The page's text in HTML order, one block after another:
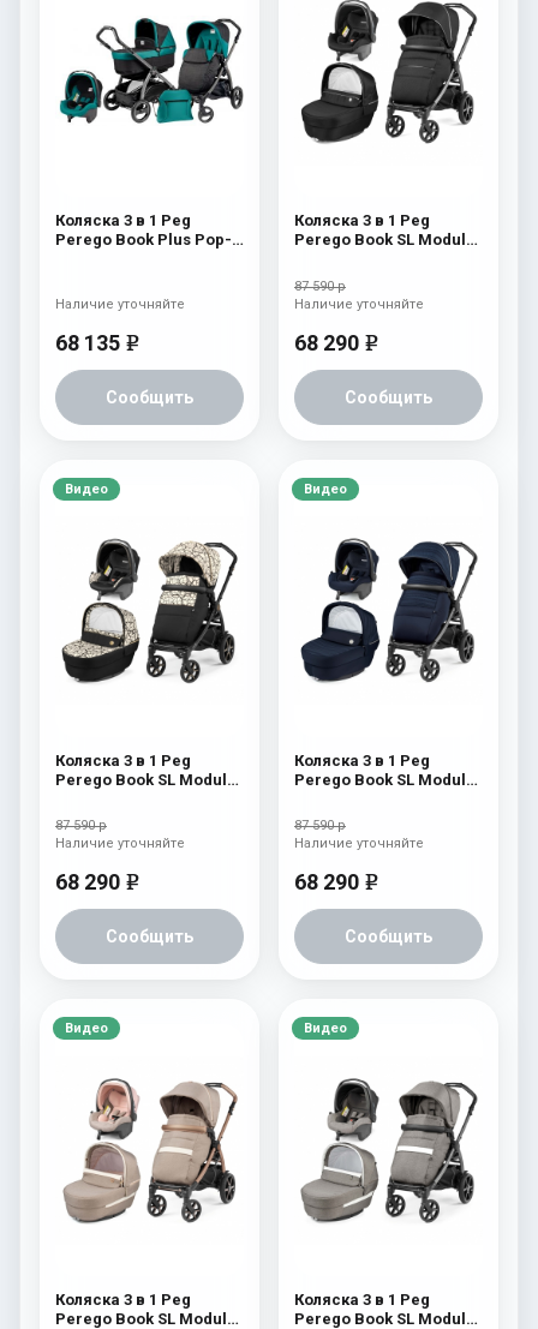
Коляска 3 в 1 Peg
Perego Book Plus Pop-
Pop-Up Completo)
Aquamarine
68 135 e
Сообщить
Наличие уточняйте
Коляска 3 в 1 Peg
Perego Book SL Modular
87 590 р
68 290 e
Сообщить
Наличие уточняйте
Видео
Коляска 3 в 1 Peg
Perego Book SL Modular
87 590 р
68 290 e
Сообщить
Наличие уточняйте
Видео
Коляска 3 в 1 Peg
Perego Book SL Modular
87 590 р
68 290 e
Сообщить
Наличие уточняйте
Видео
Коляска 3 в 1 Peg
Perego Book SL Modular
Видео
Коляска 3 в 1 Peg
Perego Book SL Modular